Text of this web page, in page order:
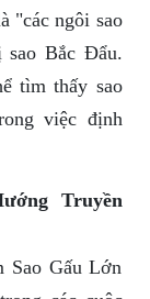
"các ngôi sao
Bắc Đẩu.
tìm thấy sao
việc định
Truyền
Sao Gấu Lớn